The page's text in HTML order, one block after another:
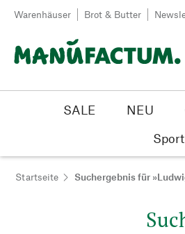
Zum Inhalt springen
Warenhäuser Brot & Butter
SALE NEU
Startseite Suchergebnis für